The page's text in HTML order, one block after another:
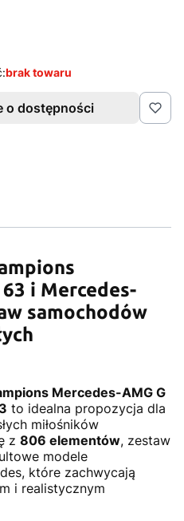
brak towaru
o dostępności
i Mercedes-
samochodów
Mercedes-AMG G
to idealna propozycja dla
miłośników
z 806 elementów, zestaw
modele
które zachwycają
i realistycznym